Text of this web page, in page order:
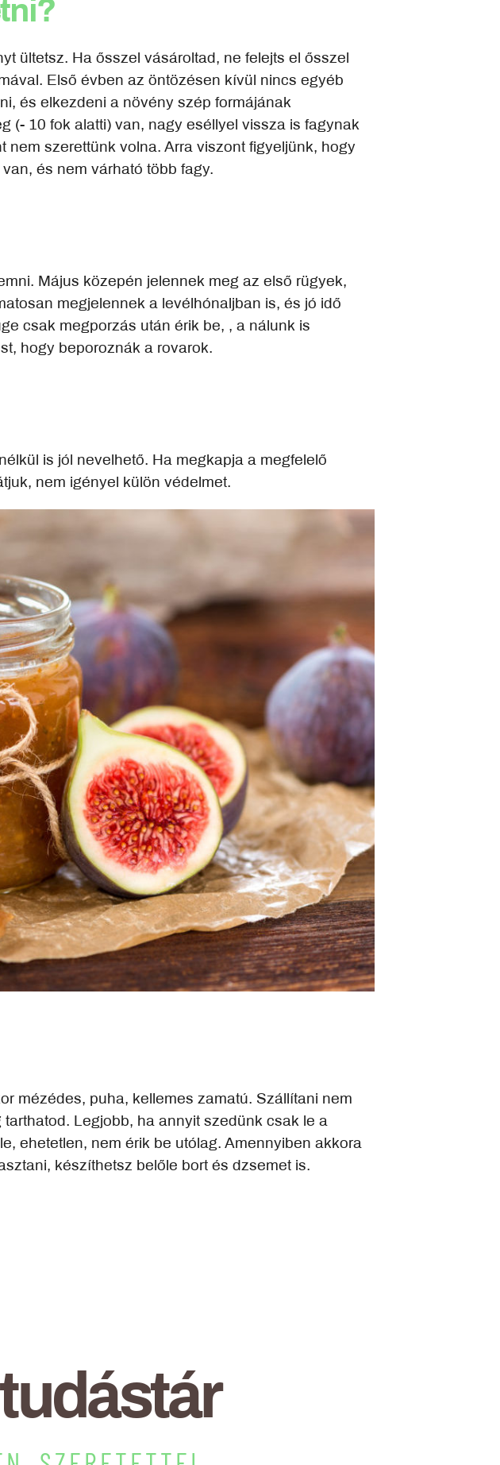
ültetsz. Ha ősszel vásároltad, ne felejts el ősszel
Első évben az öntözésen kívül nincs egyéb
és elkezdeni a növény szép formájának
(- 10 fok alatti) van, nagy eséllyel vissza is fagynak
szerettünk volna. Arra viszont figyeljünk, hogy
és nem várható több fagy.
Május közepén jelennek meg az első rügyek,
megjelennek a levélhónaljban is, és jó idő
csak megporzás után érik be, , a nálunk is
hogy beporoznák a rovarok.
is jól nevelhető. Ha megkapja a megfelelő
nem igényel külön védelmet.
mézédes, puha, kellemes zamatú. Szállítani nem
Legjobb, ha annyit szedünk csak le a
ehetetlen, nem érik be utólag. Amennyiben akkora
készíthetsz belőle bort és dzsemet is.